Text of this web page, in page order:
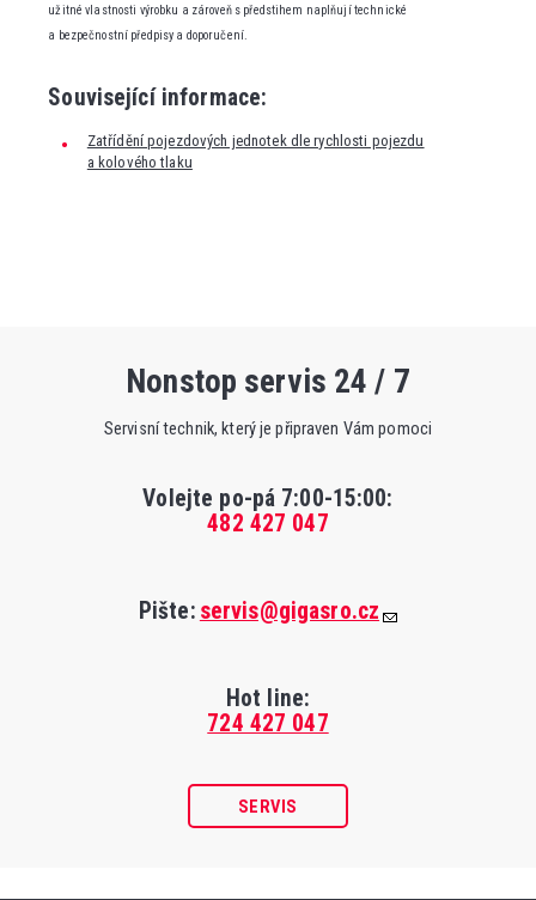
užitné vlastnosti výrobku a zároveň s předstihem naplňují technické
a bezpečnostní předpisy a doporučení.
Související informace:
Zatřídění pojezdových jednotek dle rychlosti pojezdu
a kolového tlaku
Nonstop servis 24 / 7
Servisní technik, který je připraven Vám pomoci
Volejte po-pá 7:00-15:00:
482 427 047
Pište: servis@gigasro.cz
Hot line:
724 427 047
SERVIS